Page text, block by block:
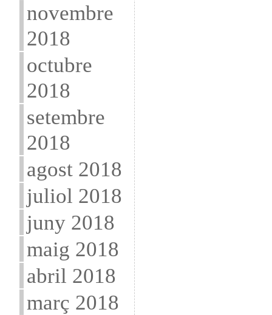
novembre
2018
octubre
2018
setembre
2018
agost 2018
juliol 2018
juny 2018
maig 2018
abril 2018
març 2018